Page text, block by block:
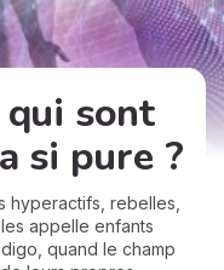
sont
si pure ?
hyperactifs, rebelles,
appelle enfants
quand le champ